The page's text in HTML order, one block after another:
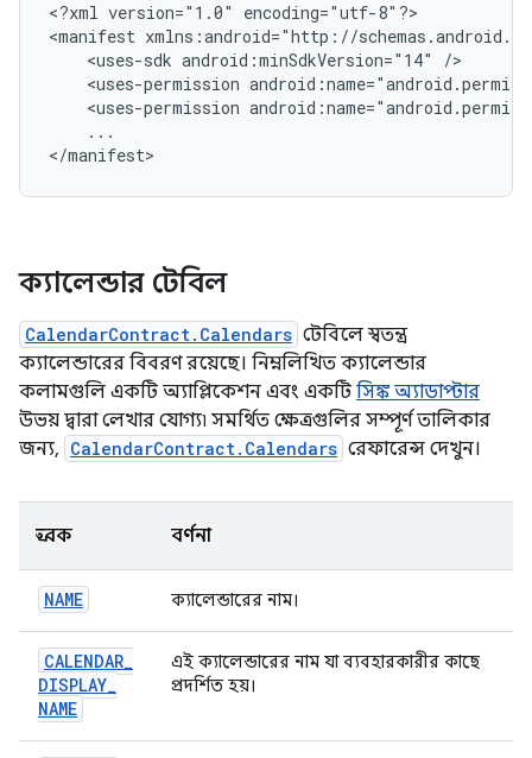
<?xml version="1.0"
encoding="utf-8"?>
<manifest
<uses-sdk android:minSdkVersion="14"
<uses-permission
<uses-permission
...
</manifest>
ক্যালেন্ডার টেবিল
CalendarContract.Calendars টেবিলে স্বতন্ত্র
ক্যালেন্ডারের বিবরণ রয়েছে। নিম্নলিখিত ক্যালেন্ডার
কলামগুলি একটি অ্যাপ্লিকেশন এবং একটি সিঙ্ক অ্যাডাপ্টার
উভয় দ্বারা লেখার যোগ্য৷ সমর্থিত ক্ষেত্রগুলির সম্পূর্ণ তালিকার
জন্য, CalendarContract.Calendars রেফারেন্স দেখুন।
ধ্রুবক বর্ণনা
NAME ক্যালেন্ডারের নাম।
CALENDAR_
DISPLAY_
NAME
এই ক্যালেন্ডারের নাম যা ব্যবহারকারীর কাছে
প্রদর্শিত হয়।